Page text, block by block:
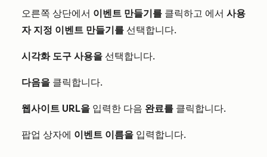
오른쪽 상단에서 이벤트 만들기를 클릭하고 에서 사용
자 지정 이벤트 만들기를 선택합니다.
시각화 도구 사용을 선택합니다.
다음을 클릭합니다.
웹사이트 URL을 입력한 다음 완료를 클릭합니다.
팝업 상자에 이벤트 이름을 입력합니다.